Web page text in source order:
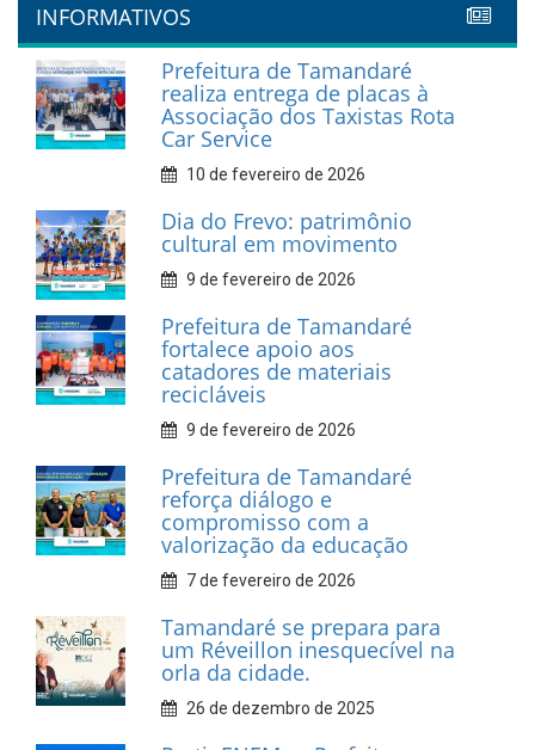
INFORMATIVOS
Prefeitura de Tamandaré
realiza entrega de placas à
Associação dos Taxistas Rota
Car Service
10 de fevereiro de 2026
Dia do Frevo: patrimônio
cultural em movimento
9 de fevereiro de 2026
Prefeitura de Tamandaré
fortalece apoio aos
catadores de materiais
recicláveis
9 de fevereiro de 2026
Prefeitura de Tamandaré
reforça diálogo e
compromisso com a
valorização da educação
7 de fevereiro de 2026
Tamandaré se prepara para
um Réveillon inesquecível na
orla da cidade.
26 de dezembro de 2025